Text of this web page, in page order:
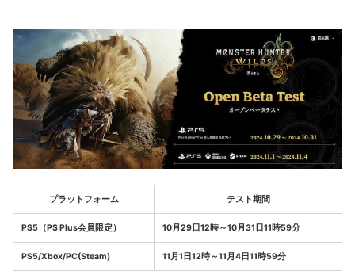
プラットフォーム テスト期間
PS5（PS Plus会員限定） 10月29日12時～10月31日11時59分
PS5/Xbox/PC(Steam) 11月1日12時～11月4日11時59分